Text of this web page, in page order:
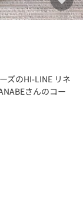
ズのHI-LINE リネ
さんのコー